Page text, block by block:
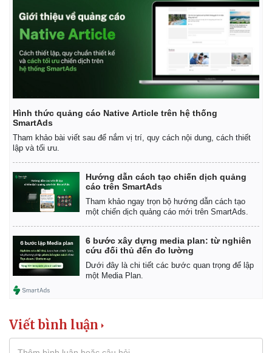
Hình thức quảng cáo Native Article trên hệ thống
SmartAds
Tham khảo bài viết sau để nắm vị trí, quy cách nội dung, cách thiết
lập và tối ưu.
Hướng dẫn cách tạo chiến dịch quảng
cáo trên SmartAds
Tham khảo ngay trọn bộ hướng dẫn cách tạo
một chiến dịch quảng cáo mới trên SmartAds.
6 bước xây dựng media plan: từ nghiên
cứu đối thủ đến đo lường
Dưới đây là chi tiết các bước quan trọng để lập
một Media Plan.
Viết bình luận